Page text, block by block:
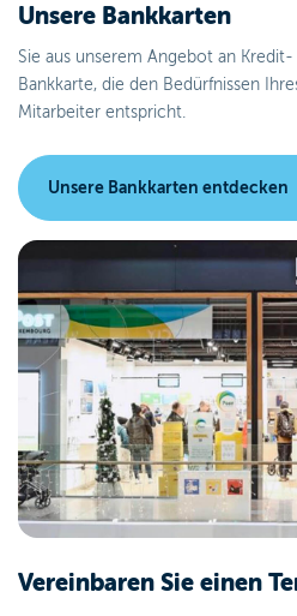
Unsere Bankkarten
Sie aus unserem Angebot an
Bankkarte, die den Bedürfnissen
Mitarbeiter entspricht.
Unsere Bankkarten entdecken
Vereinbaren Sie einen